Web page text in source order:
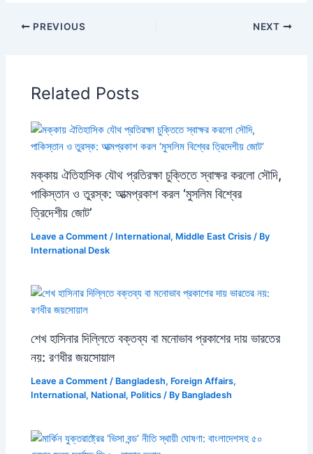
PREVIOUS NEXT
Related Posts
মক্কায় ঐতিহাসিক যৌথ প্রতিরক্ষা চুক্তিতে স্বাক্ষর করলো সৌদি,
পাকিস্তান ও তুরস্ক: আত্মপ্রকাশ করল ‘মুসলিম বিশ্বের
ত্রিদেশীয় জোট’
Leave a Comment / International, Middle East Crisis / By
International Desk
শেখ হাসিনার দিল্লিতে বক্তব্য বা মনোভাব প্রকাশের দায় ভারতের
নয়: রণধীর জয়সোয়াল
Leave a Comment / Bangladesh, Foreign Affairs,
International, National, Politics / By Bangladesh